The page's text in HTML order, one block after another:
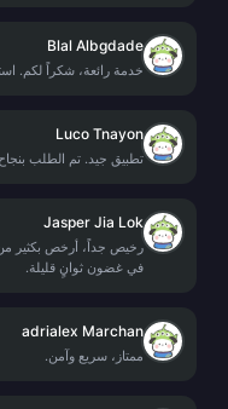
Blal Albgdade
خدمة رائعة، شكراً لكم.
Luco Tnayon
تطبيق جيد. تم الطلب
Jasper Jia Lok
رخيص جداً، أرخص بكثير
في غضون ثوانٍ قليلة.
adrialex Marchan
ممتاز، سريع وآمن.